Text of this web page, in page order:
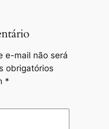
e-mail não será
obrigatórios
*